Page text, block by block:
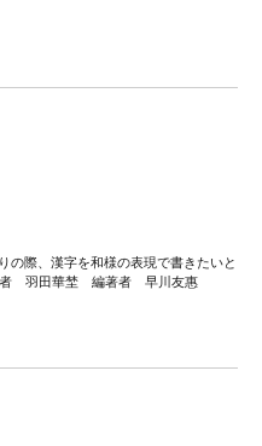
の際、漢字を和様の表現で書きたいと
者 羽田華埜 編著者 早川友惠